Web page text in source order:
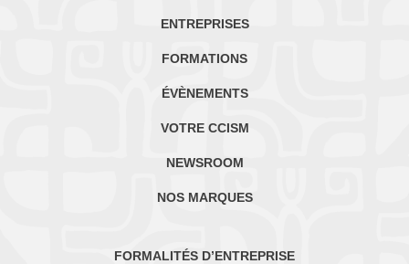
ENTREPRISES
FORMATIONS
ÉVÈNEMENTS
VOTRE CCISM
NEWSROOM
NOS MARQUES
FORMALITÉS D’ENTREPRISE